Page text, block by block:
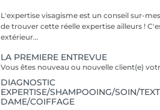
L'expertise visagisme est un conseil sur-
de trouver cette réelle expertise ailleurs !
extérieur...
LA PREMIERE ENTREVUE
DIAGNOSTIC
EXPERTISE/SHAMPOOING/SOIN/
DAME/COIFFAGE